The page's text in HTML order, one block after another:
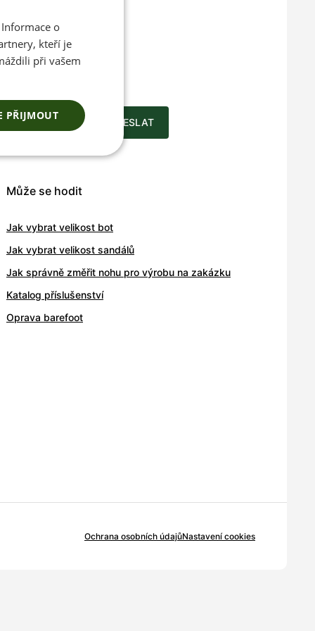
o
ODESLAT
Může se hodit
Jak vybrat velikost bot
Jak vybrat velikost sandálů
Jak správně změřit nohu pro výrobu na zakázku
Katalog příslušenství
Oprava barefoot
Ochrana osobních údajůNastavení cookies
ENGLISH
o
kteří je
při vašem
PŘIJMOUT